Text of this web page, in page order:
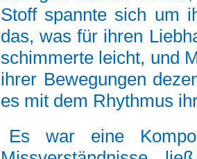
Stoff spannte sich um
das, was für ihren
schimmerte leicht, und
ihrer Bewegungen
es mit dem Rhythmus
Es war eine